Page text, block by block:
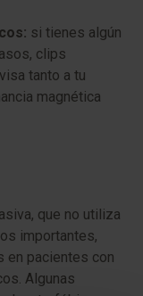
si tienes algún
clips
tanto a tu
magnética
que no utiliza
importantes,
en pacientes con
Algunas